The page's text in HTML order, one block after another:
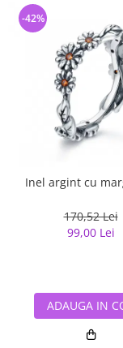
Inel argint cu
170,52 Lei
99,00 Lei
-42%
ADAUGA IN